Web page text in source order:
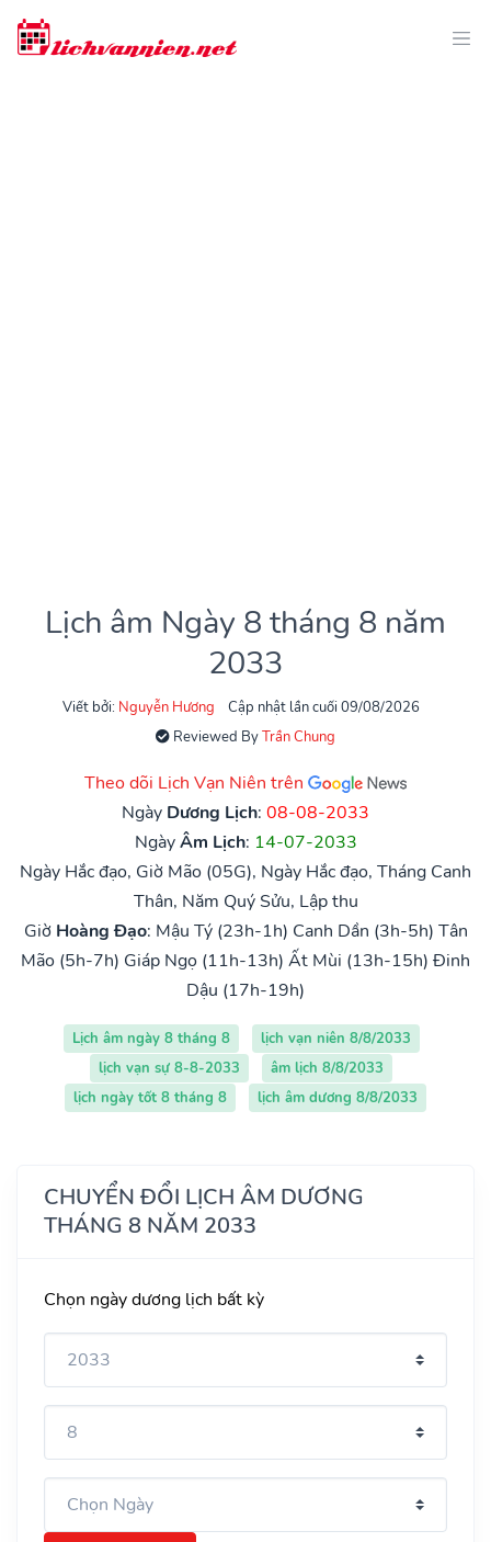
Lịch âm Ngày 8 tháng 8 năm
2033
Viết bởi: Nguyễn Hương
Cập nhật lần cuối 09/08/2026
Reviewed ByTrần Chung
Theo dõi Lịch Vạn Niên trên
Ngày Dương Lịch: 08-08-2033
NgàyÂm Lịch: 14-07-2033
Ngày Hắc đạo, Giờ Mão (05G), Ngày Hắc đạo, Tháng Canh
Thân, Năm Quý Sửu, Lập thu
Giờ Hoàng Đạo: Mậu Tý (23h-1h) Canh Dần (3h-5h) Tân
Mão (5h-7h) Giáp Ngọ (11h-13h) Ất Mùi (13h-15h) Đinh
Dậu (17h-19h)
Lịch âm ngày 8 tháng 8
lịch vạn niên 8/8/2033
lịch vạn sự 8-8-2033
âm lịch 8/8/2033
lịch ngày tốt 8 tháng 8
lịch âm dương 8/8/2033
CHUYỂN ĐỔI LỊCH ÂM DƯƠNG
THÁNG 8 NĂM 2033
Chọn ngày dương lịch bất kỳ